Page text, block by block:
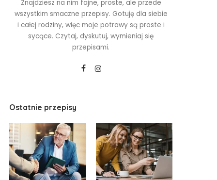
Znajdziesz na nim fajne, proste, ale przede
wszystkim smaczne przepisy. Gotuję dla siebie
i całej rodziny, więc moje potrawy są proste i
sycące. Czytaj, dyskutuj, wymieniaj się
przepisami.
Ostatnie przepisy